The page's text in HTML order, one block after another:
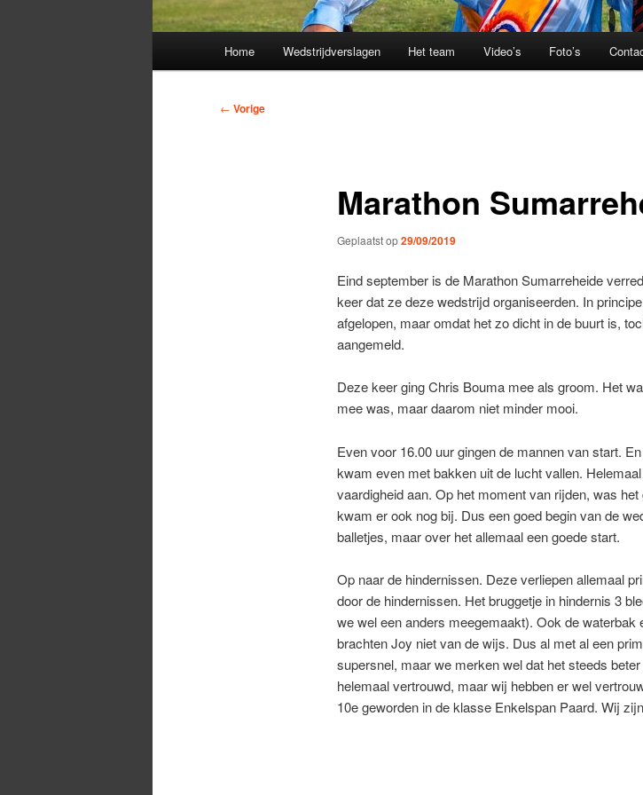
Home Wedstrijdverslagen Het team Video’s Foto’s
Bericht
← Vorige
Marathon
Geplaatst op29/09/2019
Eind september is de Marathon Sumarreheide
keer dat ze deze wedstrijd organiseerden. In
afgelopen, maar omdat het zo dicht in de buurt is,
aangemeld.
Deze keer ging Chris Bouma mee als groom. Het
mee was, maar daarom niet minder mooi.
Even voor 16.00 uur gingen de mannen van start.
kwam even met bakken uit de lucht vallen.
vaardigheid aan. Op het moment van rijden, was
kwam er ook nog bij. Dus een goed begin van de
balletjes, maar over het allemaal een goede start.
Op naar de hindernissen. Deze verliepen allemaal
door de hindernissen. Het bruggetje in hindernis 3
we wel een anders meegemaakt). Ook de waterbak
brachten Joy niet van de wijs. Dus al met al een
supersnel, maar we merken wel dat het steeds
helemaal vertrouwd, maar wij hebben er wel
10e geworden in de klasse Enkelspan Paard. Wij